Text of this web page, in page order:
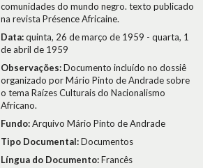
comunidades do mundo negro. texto publicado
na revista Présence Africaine.
Data:quinta, 26 de março de 1959 - quarta, 1
de abril de 1959
Observações:Documento incluído no dossiê
organizado por Mário Pinto de Andrade sobre
o tema Raízes Culturais do Nacionalismo
Africano.
Fundo:Arquivo Mário Pinto de Andrade
Tipo Documental:Documentos
Língua do Documento:Francês